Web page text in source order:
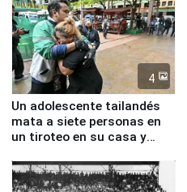
4
Un adolescente tailandés
mata a siete personas en
un tiroteo en su casa y